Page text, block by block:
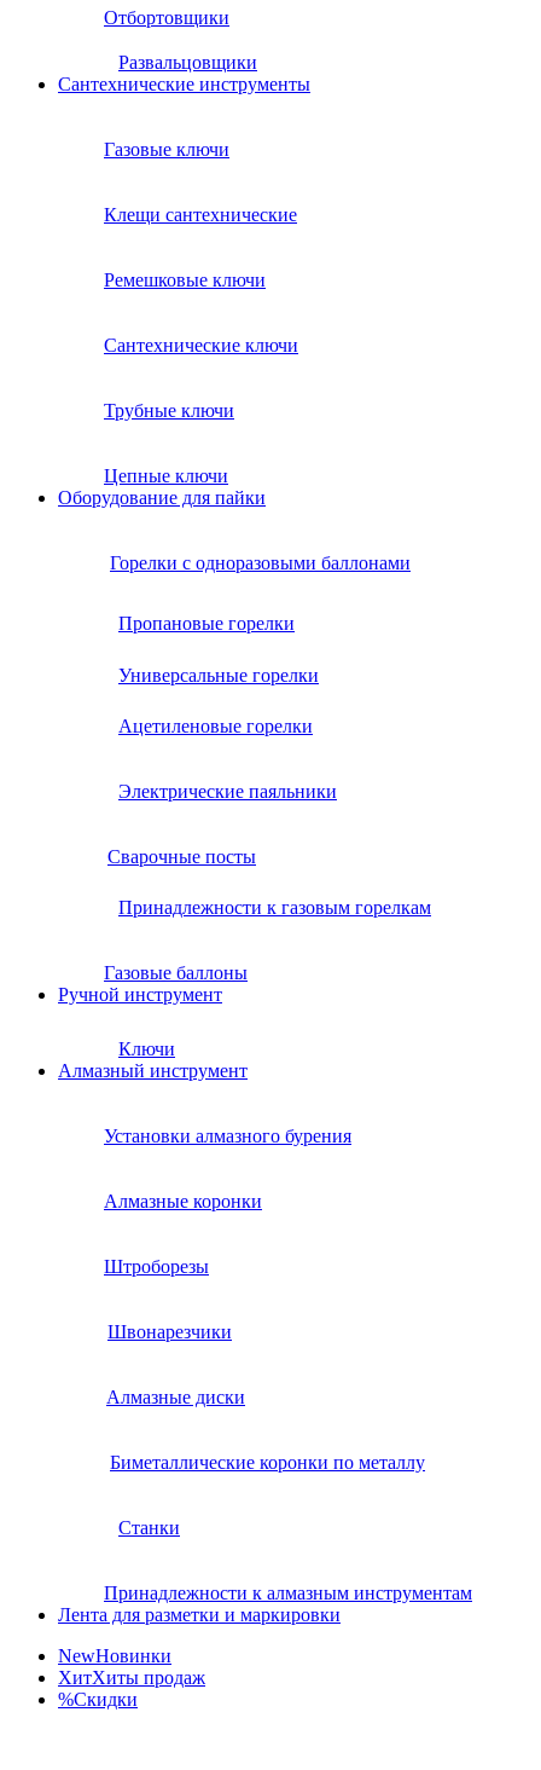
Отбортовщики
Развальцовщики
Сантехнические инcтрументы
Газовые ключи
Клещи сантехнические
Ремешковые ключи
Сантехнические ключи
Трубные ключи
Цепные ключи
Оборудование для пайки
Горелки с одноразовыми баллонами
Пропановые горелки
Универсальные горелки
Ацетиленовые горелки
Электрические паяльники
Сварочные посты
Принадлежности к газовым горелкам
Газовые баллоны
Ручной инструмент
Ключи
Алмазный инструмент
Установки алмазного бурения
Алмазные коронки
Штроборезы
Швонарезчики
Алмазные диски
Биметаллические коронки по металлу
Станки
Принадлежности к алмазным инструментам
Лента для разметки и маркировки
NewНовинки
ХитХиты продаж
%Скидки